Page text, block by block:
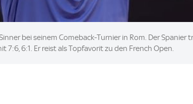
bei seinem Comeback-Turnier in Rom. Der Spanier
6:1. Er reist als Topfavorit zu den French Open.